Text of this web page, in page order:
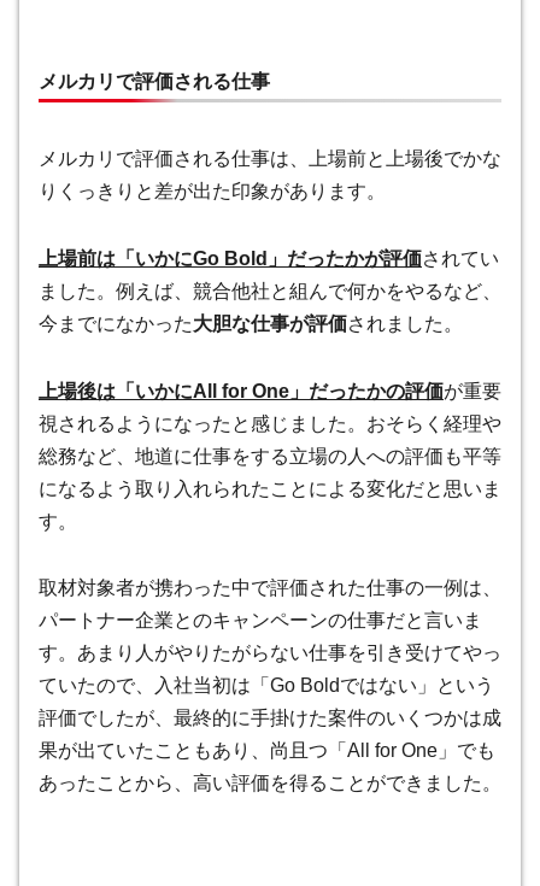
メルカリで評価される仕事
メルカリで評価される仕事は、上場前と上場後でかな
りくっきりと差が出た印象があります。
上場前は「いかにGo Bold」だったかが評価されてい
ました。例えば、競合他社と組んで何かをやるなど、
今までになかった大胆な仕事が評価されました。
上場後は「いかにAll for One」だったかの評価が重要
視されるようになったと感じました。おそらく経理や
総務など、地道に仕事をする立場の人への評価も平等
になるよう取り入れられたことによる変化だと思いま
す。
取材対象者が携わった中で評価された仕事の一例は、
パートナー企業とのキャンペーンの仕事だと言いま
す。あまり人がやりたがらない仕事を引き受けてやっ
ていたので、入社当初は「Go Boldではない」という
評価でしたが、最終的に手掛けた案件のいくつかは成
果が出ていたこともあり、尚且つ「All for One」でも
あったことから、高い評価を得ることができました。